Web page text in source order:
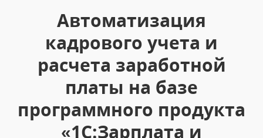
Автоматизация
кадрового учета и
расчета заработной
платы на базе
программного продукта
«1С:Зарплата и